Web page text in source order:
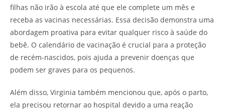
filhas não irão à escola até que ele complete um mês e
receba as vacinas necessárias. Essa decisão demonstra uma
abordagem proativa para evitar qualquer risco à saúde do
bebê. O calendário de vacinação é crucial para a proteção
de recém-nascidos, pois ajuda a prevenir doenças que
podem ser graves para os pequenos.
Além disso, Virginia também mencionou que, após o parto,
ela precisou retornar ao hospital devido a uma reação